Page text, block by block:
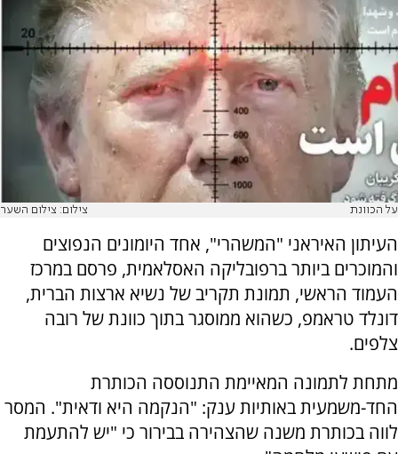
על הכוונת צילום: צילום השער
העיתון האיראני "המשהרי", אחד היומונים הנפוצים
והמוכרים ביותר ברפובליקה האסלאמית, פרסם במרכז
העמוד הראשי, תמונת תקריב של נשיא ארצות הברית,
דונלד טראמפ, כשהוא ממוסגר בתוך כוונת של רובה
צלפים.
מתחת לתמונה המאיימת התנוססה הכותרת
החד-משמעית באותיות ענק: "הנקמה היא ודאית". המסר
לווה בכותרת משנה שהצהירה בבירור כי "יש להתעמת